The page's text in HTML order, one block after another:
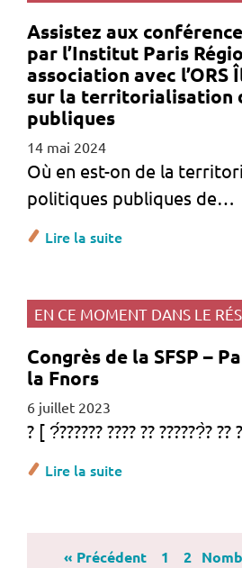
Assistez aux
par l’Institut Paris
association avec l’ORS
sur la territorialisation
publiques
14 mai 2024
Où en est-on de la
politiques publiques de…
Lire la suite
EN CE MOMENT DANS LE
Congrès de la SFSP –
la Fnors
6 juillet 2023
? [ ?́?????? ???? ?? ??????̀?
Lire la suite
« Précédent 1
2